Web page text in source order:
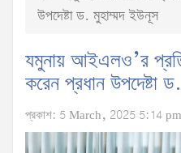
উপদেষ্টা ড. মুহাম্মদ ইউনূস
যমুনায় আইএলও’র
করেন প্রধান উপদেষ্টা
প্রকাশ: 5 March, 2025 5:14 pm